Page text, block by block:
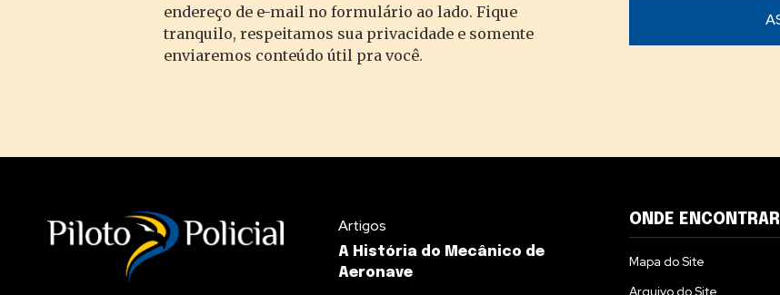
endereço de e-mail no formulário ao lado. Fique
tranquilo, respeitamos sua privacidade e somente
enviaremos conteúdo útil pra você.
Artigos
A História do Mecânico de
Aeronave
ONDE ENCONTRAR
Mapa do Site
Arquivo do Site